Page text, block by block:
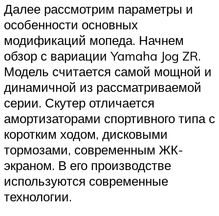
Далее рассмотрим параметры и
особенности основных
модификаций мопеда. Начнем
обзор с вариации Yamaha Jog ZR.
Модель считается самой мощной и
динамичной из рассматриваемой
серии. Скутер отличается
амортизаторами спортивного типа с
коротким ходом, дисковыми
тормозами, современным ЖК-
экраном. В его производстве
используются современные
технологии.